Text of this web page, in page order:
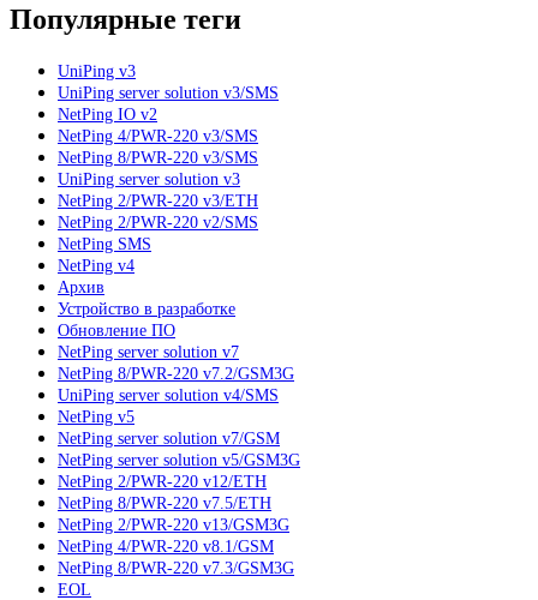
Популярные теги
UniPing v3
UniPing server solution v3/SMS
NetPing IO v2
NetPing 4/PWR-220 v3/SMS
NetPing 8/PWR-220 v3/SMS
UniPing server solution v3
NetPing 2/PWR-220 v3/ETH
NetPing 2/PWR-220 v2/SMS
NetPing SMS
NetPing v4
Архив
Устройство в разработке
Обновление ПО
NetPing server solution v7
NetPing 8/PWR-220 v7.2/GSM3G
UniPing server solution v4/SMS
NetPing v5
NetPing server solution v7/GSM
NetPing server solution v5/GSM3G
NetPing 2/PWR-220 v12/ETH
NetPing 8/PWR-220 v7.5/ETH
NetPing 2/PWR-220 v13/GSM3G
NetPing 4/PWR-220 v8.1/GSM
NetPing 8/PWR-220 v7.3/GSM3G
EOL